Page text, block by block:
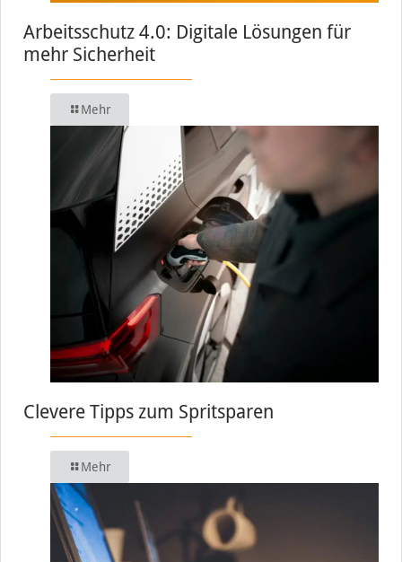
Arbeitsschutz 4.0: Digitale Lösungen für
mehr Sicherheit
Mehr
Clevere Tipps zum Spritsparen
Mehr